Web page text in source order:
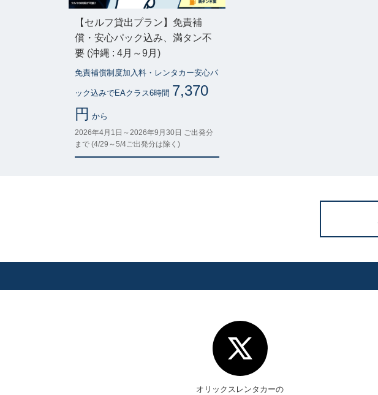
【セルフ貸出プラン】免責補
償・安心パック込み、満タン不
要 (沖縄 : 4月～9月)
免責補償制度加入料・レンタカー安心パ
ック込みでEAクラス6時間 7,370
円 から
2026年4月1日～2026年9月30日 ご出発分
まで (4/29～5/4ご出発分は除く)
オリックスレンタカーの